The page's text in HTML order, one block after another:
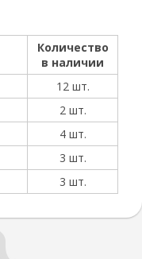
Количество
в наличии
12 шт.
2 шт.
4 шт.
3 шт.
3 шт.